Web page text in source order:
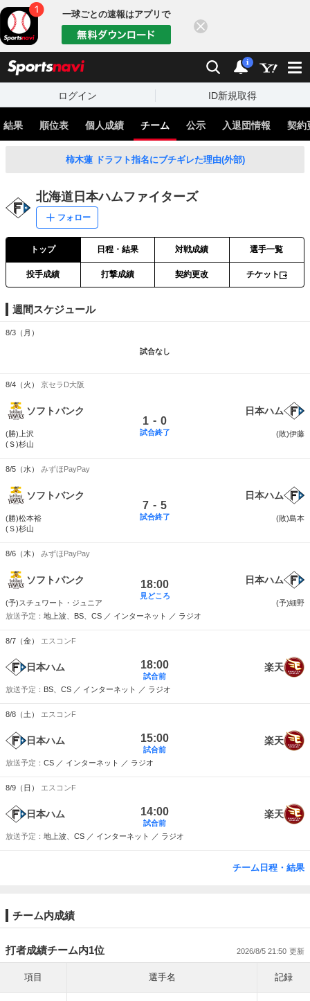
一球ごとの速報はアプリで
検索 通知
i
ログイン ID新規取得
結果 順位表 個人成績 チーム 公示 入退団情報 契約
柿木蓮 ドラフト指名にブチギレた理由(外部)
北海道日本ハムファイターズ
フォロー
トップ 日程・結果 対戦成績 選手一覧
投手成績 打撃成績 契約更改 チケット
週間スケジュール
8/3（月）
試合なし
8/4（火） 京セラD大阪
ソフトバンク
(勝)上沢
(Ｓ)杉山
1 - 0
試合終了
日本ハム
(敗)伊藤
8/5（水） みずほPayPay
ソフトバンク
(勝)松本裕
(Ｓ)杉山
7 - 5
試合終了
日本ハム
(敗)島本
8/6（木） みずほPayPay
ソフトバンク
(予)スチュワート・ジュニア
18:00
見どころ
日本ハム
(予)細野
地上波、BS、CS ／ インターネット ／ ラジオ
8/7（金） エスコンF
日本ハム 18:00
試合前
楽天
BS、CS ／ インターネット ／ ラジオ
8/8（土） エスコンF
日本ハム 15:00
試合前
楽天
CS ／ インターネット ／ ラジオ
8/9（日） エスコンF
日本ハム 14:00
試合前
楽天
地上波、CS ／ インターネット ／ ラジオ
チーム日程・結果
チーム内成績
打者成績チーム内1位 2026/8/5 21:50
項目 選手名 記録